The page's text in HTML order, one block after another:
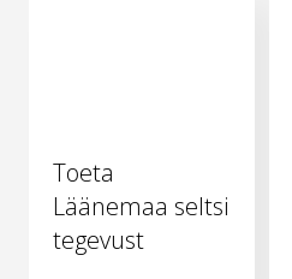
Toeta
Läänemaa seltsi
tegevust